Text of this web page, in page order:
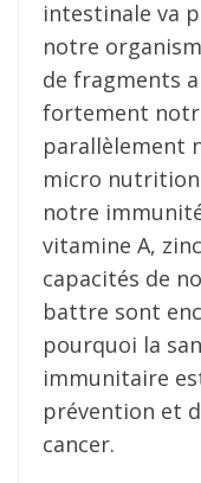
intestinale va
notre
de fragments
fortement
parallèlement
micro
notre
vitamine A,
capacités de
battre sont
pourquoi la
immunitaire
prévention et
cancer.